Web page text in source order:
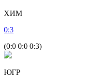
ХИМ
0:3
(0:0 0:0 0:3)
ЮГР